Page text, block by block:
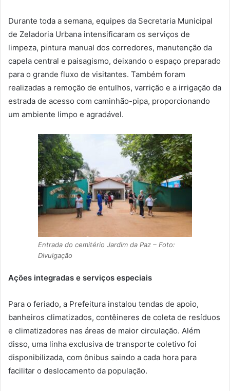
Durante toda a semana, equipes da Secretaria Municipal
de Zeladoria Urbana intensificaram os serviços de
limpeza, pintura manual dos corredores, manutenção da
capela central e paisagismo, deixando o espaço preparado
para o grande fluxo de visitantes. Também foram
realizadas a remoção de entulhos, varrição e a irrigação da
estrada de acesso com caminhão-pipa, proporcionando
um ambiente limpo e agradável.
Entrada do cemitério Jardim da Paz – Foto:
Divulgação
Ações integradas e serviços especiais
Para o feriado, a Prefeitura instalou tendas de apoio,
banheiros climatizados, contêineres de coleta de resíduos
e climatizadores nas áreas de maior circulação. Além
disso, uma linha exclusiva de transporte coletivo foi
disponibilizada, com ônibus saindo a cada hora para
facilitar o deslocamento da população.